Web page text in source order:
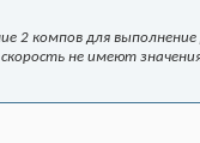
2 компов для выполнение
не имеют